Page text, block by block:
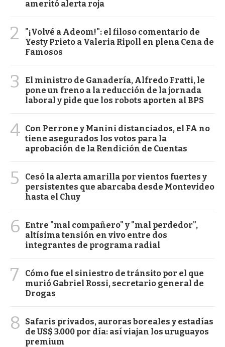
ameritó alerta roja
2
"¡Volvé a Adeom!": el filoso comentario de
Yesty Prieto a Valeria Ripoll en plena Cena de
Famosos
3
El ministro de Ganadería, Alfredo Fratti, le
pone un freno a la reducción de la jornada
laboral y pide que los robots aporten al BPS
4 Con Perrone y Manini distanciados, el FA no
tiene asegurados los votos para la
aprobación de la Rendición de Cuentas
5
Cesó la alerta amarilla por vientos fuertes y
persistentes que abarcaba desde Montevideo
hasta el Chuy
6
Entre "mal compañero" y "mal perdedor",
altísima tensión en vivo entre dos
integrantes de programa radial
7
Cómo fue el siniestro de tránsito por el que
murió Gabriel Rossi, secretario general de
Drogas
8
Safaris privados, auroras boreales y estadías
de US$ 3.000 por día: así viajan los uruguayos
premium